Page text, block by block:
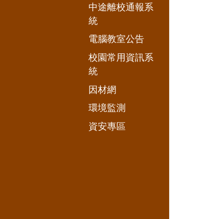
中途離校通報系
統
電腦教室公告
校園常用資訊系
統
因材網
環境監測
資安專區